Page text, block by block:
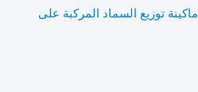
ماكينة توزيع السماد المركبة على